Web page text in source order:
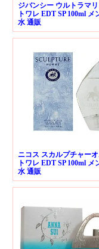
ジバンシー ウルトラマ
トワレ EDT SP 100ml メ
水 通販
ニコス スカルプチャー
トワレ EDT SP 100ml メ
水 通販